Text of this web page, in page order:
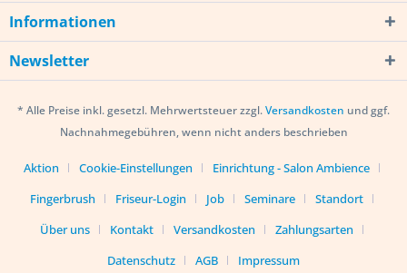
Informationen
Newsletter
* Alle Preise inkl. gesetzl. Mehrwertsteuer zzgl.Versandkosten und ggf.
Nachnahmegebühren, wenn nicht anders beschrieben
Aktion Cookie-Einstellungen
Einrichtung - Salon Ambience
Fingerbrush
Friseur-Login Job Seminare
Standort
Über uns
Kontakt Versandkosten
Zahlungsarten
Datenschutz
AGB Impressum